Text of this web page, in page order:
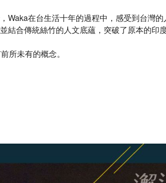
Waka在台生活十年的過程中，感受到台灣
結合傳統絲竹的人文底蘊，突破了原本的印
所未有的概念。